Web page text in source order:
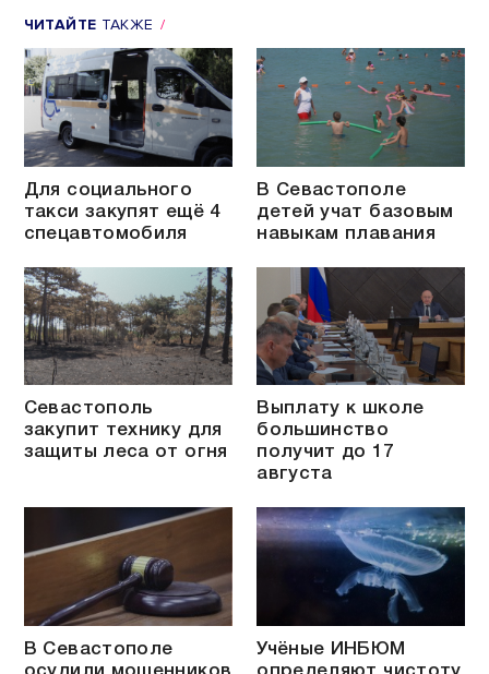
ЧИТАЙТЕ ТАКЖЕ
Для социального
такси закупят ещё 4
спецавтомобиля
В Севастополе
детей учат базовым
навыкам плавания
Севастополь
закупит технику для
защиты леса от огня
Выплату к школе
большинство
получит до 17
августа
В Севастополе
Учёные ИНБЮМ